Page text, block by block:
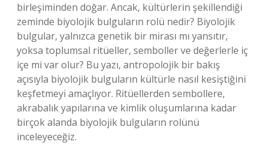
birleşiminden doğar. Ancak, kültürlerin şekillendiği
zeminde biyolojik bulguların rolü nedir? Biyolojik
bulgular, yalnızca genetik bir mirası mı yansıtır,
yoksa toplumsal ritüeller, semboller ve değerlerle iç
içe mi var olur? Bu yazı, antropolojik bir bakış
açısıyla biyolojik bulguların kültürle nasıl kesiştiğini
keşfetmeyi amaçlıyor. Ritüellerden sembollere,
akrabalık yapılarına ve kimlik oluşumlarına kadar
birçok alanda biyolojik bulguların rolünü
inceleyeceğiz.